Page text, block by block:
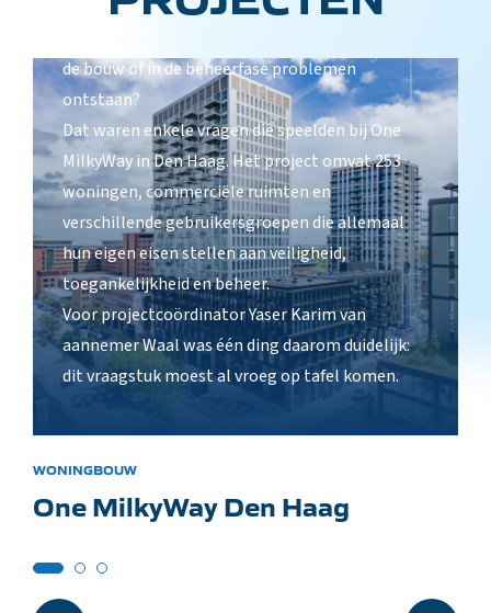
binnen? Hoe houd je gebruikersstromen
de bouw of in de beheerfase problemen
ontstaan?
Dat waren enkele vragen die speelden bij One
MilkyWay in Den Haag. Het project omvat 253
woningen, commerciële ruimten en
verschillende gebruikersgroepen die allemaal
hun eigen eisen stellen aan veiligheid,
toegankelijkheid en beheer.
Voor projectcoördinator Yaser Karim van
aannemer Waal was één ding daarom duidelijk:
dit vraagstuk moest al vroeg op tafel komen.
WONINGBOUW
One MilkyWay Den Haag